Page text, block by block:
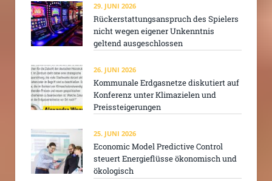
29. JUNI 2026
Rückerstattungsanspruch des Spielers
nicht wegen eigener Unkenntnis
geltend ausgeschlossen
26. JUNI 2026
Kommunale Erdgasnetze diskutiert auf
Konferenz unter Klimazielen und
Preissteigerungen
25. JUNI 2026
Economic Model Predictive Control
steuert Energieflüsse ökonomisch und
ökologisch